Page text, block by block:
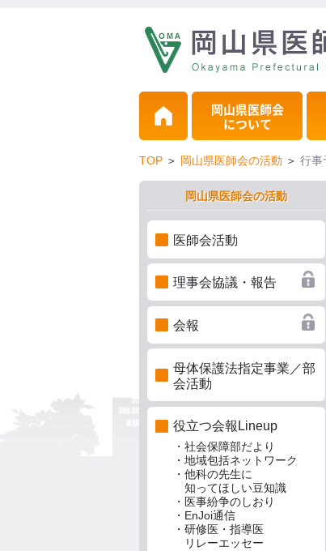
岡山県医師会
について
TOP ＞ 岡山県医師会の活動 ＞ 行事
岡山県医師会の活動
医師会活動
理事会協議・報告
会報
母体保護法指定事業／部
会活動
役立つ会報Lineup
・社会保障部だより
・地域包括ネットワーク
・他科の先生に
知ってほしい豆知識
・医事紛争のしおり
・EnJoi通信
・研修医・指導医
リレーエッセー